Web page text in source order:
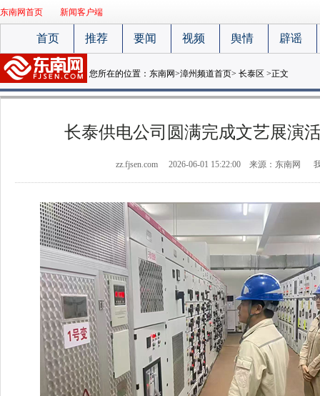
东南网首页 新闻客户端
首页 推荐 要闻 视频 舆情 辟谣
您所在的位置： 东南网>漳州频道首页> 长泰区 >正文
长泰供电公司圆满完成文艺展演
zz.fjsen.com 2026-06-01 15:22:00 来源：东南网